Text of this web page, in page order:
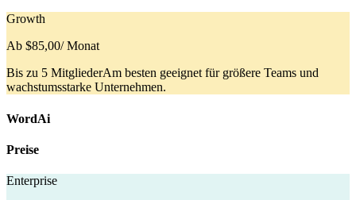
Growth
Ab $85,00/ Monat
Bis zu 5 MitgliederAm besten geeignet für größere Teams und
wachstumsstarke Unternehmen.
WordAi
Preise
Enterprise